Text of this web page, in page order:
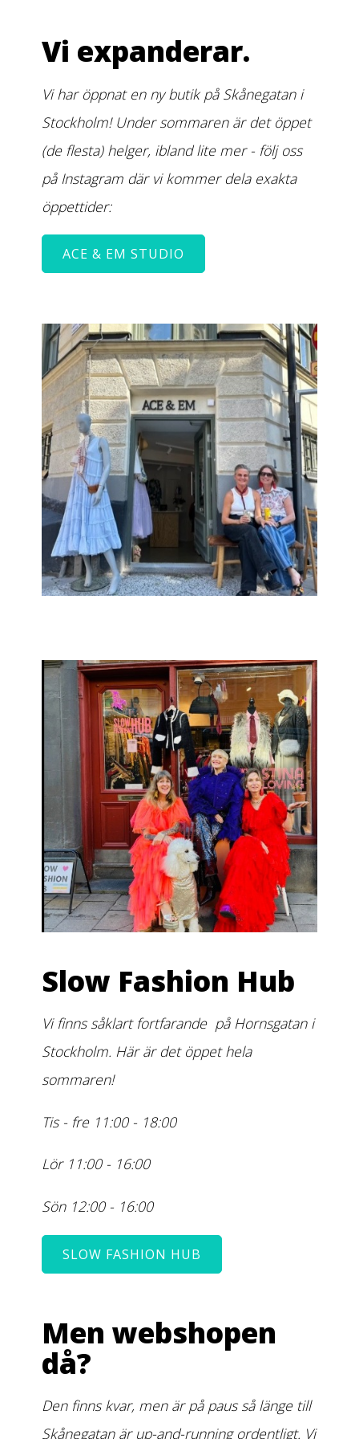
Vi expanderar.
Vi har öppnat en ny butik på Skånegatan i
Stockholm! Under sommaren är det öppet
(de flesta) helger, ibland lite mer - följ oss
på Instagram där vi kommer dela exakta
öppettider:
ACE & EM STUDIO
Slow Fashion Hub
Vi finns såklart fortfarande på Hornsgatan i
Stockholm. Här är det öppet hela
sommaren!
Tis - fre 11:00 - 18:00
Lör 11:00 - 16:00
Sön 12:00 - 16:00
SLOW FASHION HUB
Men webshopen
då?
Den finns kvar, men är på paus så länge till
Skånegatan är up-and-running ordentligt. Vi